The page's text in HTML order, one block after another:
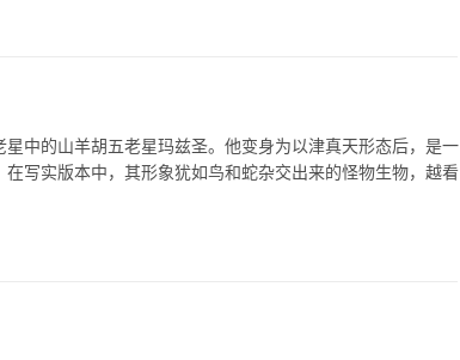
中的山羊胡五老星玛兹圣。他变身为以津真天形态后，是一
写实版本中，其形象犹如鸟和蛇杂交出来的怪物生物，越看